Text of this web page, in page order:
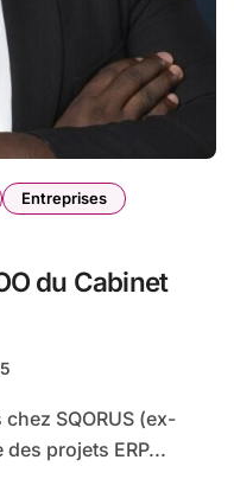
Entreprises
du Cabinet
projets ERP...